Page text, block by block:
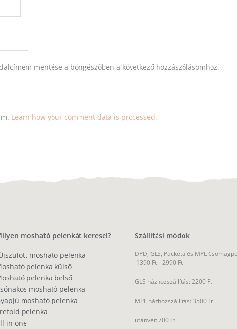
mentése a böngészőben a következő hozzászólásomhoz.
Learn how your comment data is processed.
mosható pelenkát keresel?
mosható pelenka
pelenka külső
pelenka belső
mosható pelenka
mosható pelenka
pelenka
in one
Szállítási módok
DPD, GLS, Packeta és MPL
1390 Ft – 2990 Ft
GLS házhozszállítás: 2200 Ft
MPL házhozszállítás: 3500 Ft
utánvét: 700 Ft